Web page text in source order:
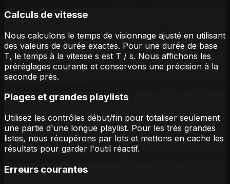
Calculs de vitesse
Nous calculons le temps de visionnage ajusté en utilisant
des valeurs de durée exactes. Pour une durée de base
T, le temps à la vitesse s est T / s. Nous affichons les
préréglages courants et conservons une précision à la
seconde près.
Plages et grandes playlists
Utilisez les contrôles début/fin pour totaliser seulement
une partie d'une longue playlist. Pour les très grandes
listes, nous récupérons par lots et mettons en cache les
résultats pour garder l'outil réactif.
Erreurs courantes